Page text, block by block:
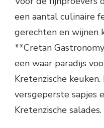
een aantal culinaire
gerechten en wijnen
**Cretan
een waar paradijs
Kretenzische
versgeperste sapjes
Kretenzische salades.